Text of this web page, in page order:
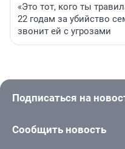
«Это тот, кого ты
22 годам за убийство
звонит ей с угрозами
Подписаться на
Сообщить новость